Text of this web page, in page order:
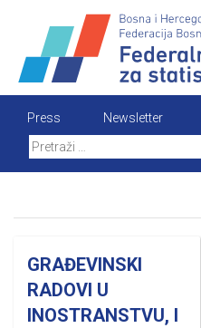
content
Press Newsletter
GRAĐEVINSKI
RADOVI U
INOSTRANSTVU, I